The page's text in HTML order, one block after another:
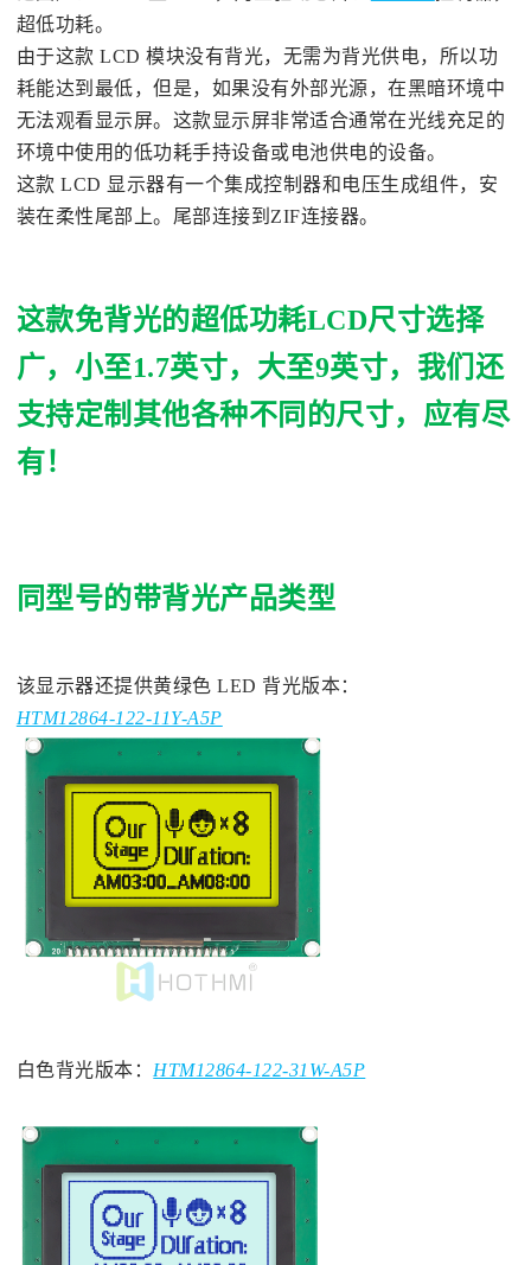
超低功耗。
由于这款 LCD 模块没有背光，无需为背光供电，所以功
耗能达到最低，但是，如果没有外部光源，在黑暗环境中
无法观看显示屏。这款显示屏非常适合通常在光线充足的
环境中使用的低功耗手持设备或电池供电的设备。
这款 LCD 显示器有一个集成控制器和电压生成组件，安
装在柔性尾部上。尾部连接到ZIF连接器。
这款免背光的超低功耗LCD尺寸选择
广，小至1.7英寸，大至9英寸，我们还
支持定制其他各种不同的尺寸，应有尽
有！
同型号的带背光产品类型
该显示器还提供黄绿色 LED 背光版本：
HTM12864-122-11Y-A5P
白色背光版本： HTM12864-122-31W-A5P